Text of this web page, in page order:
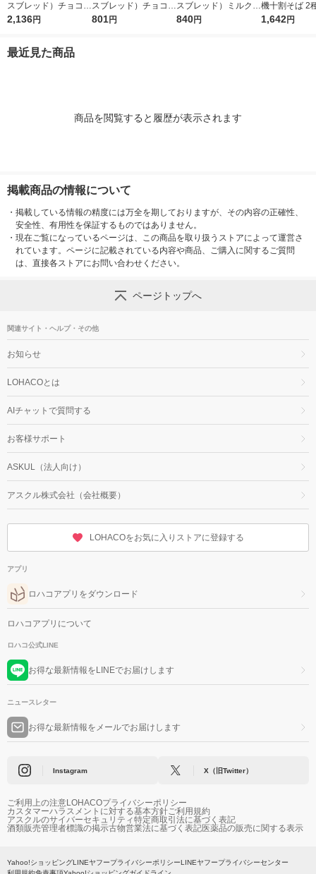
スブレッド）チョコレ
ート 1セット（1袋×
2,136円
スブレッド）チョコレ
ート 1セット（1袋×
801円
スブレッド）ミルク 1
セット（1袋×3）ベー
840円
機十割そば 2
食べ比べセッ
1,642円
最近見た商品
商品を閲覧すると履歴が表示されます
掲載商品の情報について
・ 掲載している情報の精度には万全を期しておりますが、その内容の正確性、
安全性、有用性を保証するものではありません。
・ 現在ご覧になっているページは、この商品を取り扱うストアによって運営さ
れています。ページに記載されている内容や商品、ご購入に関するご質問
は、直接各ストアにお問い合わせください。
ページトップへ
関連サイト・ヘルプ・その他
お知らせ
LOHACOとは
AIチャットで質問する
お客様サポート
ASKUL（法人向け）
アスクル株式会社（会社概要）
LOHACOをお気に入りストアに登録する
アプリ
ロハコアプリをダウンロード
ロハコアプリについて
ロハコ公式LINE
お得な最新情報をLINEでお届けします
ニュースレター
お得な最新情報をメールでお届けします
Instagram X（旧Twitter）
ご利用上の注意LOHACOプライバシーポリシー
カスタマーハラスメントに対する基本方針ご利用規約
アスクルのサイバーセキュリティ特定商取引法に基づく表記
酒類販売管理者標識の掲示古物営業法に基づく表記医薬品の販売に関する表示
Yahoo!ショッピングLINEヤフープライバシーポリシーLINEヤフープライバシーセンター